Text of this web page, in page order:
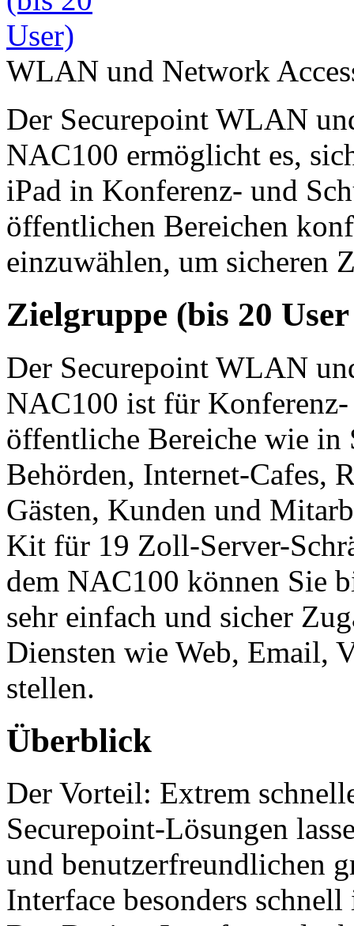
WLAN und Network
Der Securepoint WLAN
NAC100 ermöglicht es,
iPad in Konferenz- und
öffentlichen Bereichen
einzuwählen, um sicheren
Zielgruppe (bis 20
Der Securepoint WLAN
NAC100 ist für
öffentliche Bereiche wie
Behörden, Internet-Cafes,
Gästen, Kunden und
Kit für 19 Zoll-Server-
dem NAC100 können Sie
sehr einfach und sicher
Diensten wie Web, Email,
stellen.
Überblick
Der Vorteil: Extrem
Securepoint-Lösungen
und benutzerfreundlichen
Interface besonders